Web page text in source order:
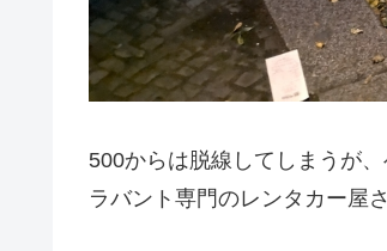
500からは脱線してしまうが
ラバント専門のレンタカー屋